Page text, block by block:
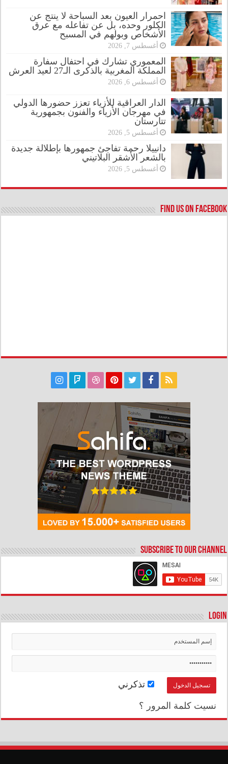
احمرار العيون بعد السباحة لا ينتج عن
الكلور وحده، بل عن تفاعله مع عرق
الأشخاص وبولهم في المسبح
أغسطس 7, 2026
المعموري تشارك في احتفال سفارة
المملكة المغربية بالذكرى الـ27 لعيد العرش
أغسطس 6, 2026
الدار العراقية للأزياء تعزز حضورها الدولي
في مهرجان الأزياء والفنون بجمهورية
تتارستان
أغسطس 5, 2026
دانييلا رحمة تفاجئ جمهورها بإطلالة جديدة
بالشعر الأشقر البلاتيني
أغسطس 5, 2026
Find us on Facebook
Subscribe to our Channel
Login
تذكرني
نسيت كلمة المرور ؟